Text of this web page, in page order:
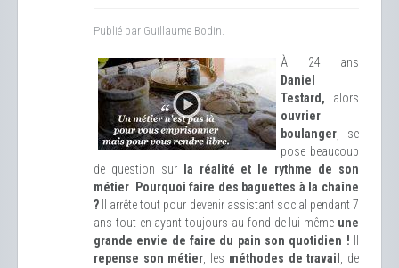
Publié par Guillaume Bodin.
À 24 ans
Daniel
Testard, alors
ouvrier
boulanger , se
pose beaucoup
de question sur
la réalité et le rythme de son
métier
Pourquoi faire des baguettes à la chaîne
? Il arrête tout pour devenir assistant social pendant 7
ans tout en ayant toujours au fond de lui même une
grande envie de faire du pain son quotidien !
repense son métier , les méthodes de travail
, de